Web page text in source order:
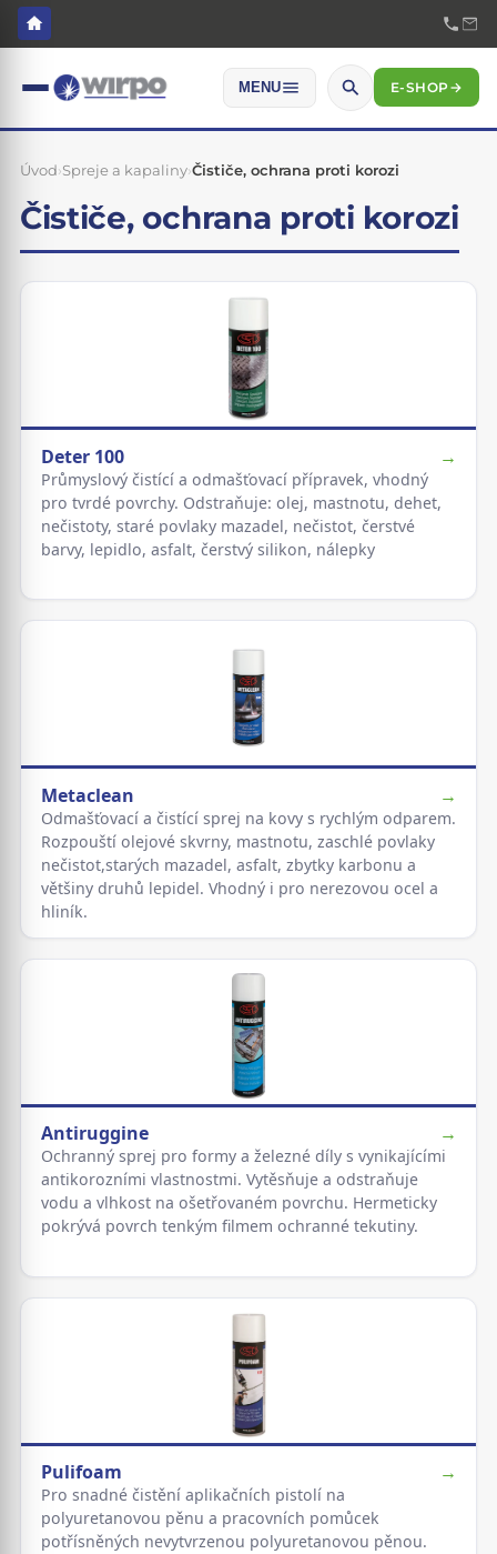
MENU E-SHOP→
Úvod›Spreje a kapaliny›Čističe, ochrana proti korozi
Čističe, ochrana proti korozi
Deter 100 →
Průmyslový čistící a odmašťovací přípravek, vhodný
pro tvrdé povrchy. Odstraňuje: olej, mastnotu, dehet,
nečistoty, staré povlaky mazadel, nečistot, čerstvé
barvy, lepidlo, asfalt, čerstvý silikon, nálepky
Metaclean →
Odmašťovací a čistící sprej na kovy s rychlým odparem.
Rozpouští olejové skvrny, mastnotu, zaschlé povlaky
nečistot,starých mazadel, asfalt, zbytky karbonu a
většiny druhů lepidel. Vhodný i pro nerezovou ocel a
hliník.
Antiruggine →
Ochranný sprej pro formy a železné díly s vynikajícími
antikorozními vlastnostmi. Vytěsňuje a odstraňuje
vodu a vlhkost na ošetřovaném povrchu. Hermeticky
pokrývá povrch tenkým filmem ochranné tekutiny.
Pulifoam →
Pro snadné čistění aplikačních pistolí na
polyuretanovou pěnu a pracovních pomůcek
potřísněných nevytvrzenou polyuretanovou pěnou.